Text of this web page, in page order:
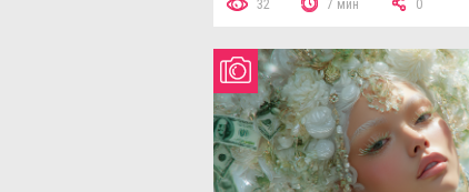
32 7 мин 0